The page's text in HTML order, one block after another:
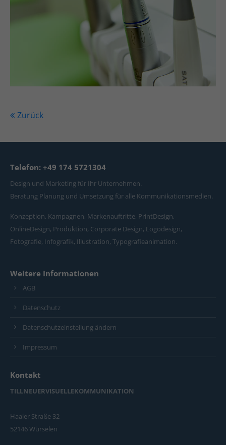
Zurück
Telefon: +49 174 5721304
Design und Marketing für Ihr Unternehmen.
Beratung Planung und Umsetzung für alle Kommunikationsmedien.
Konzeption, Kampagnen, Markenauftritte, PrintDesign,
OnlineDesign, Produktion, Corporate Design, Logodesign,
Fotografie, Infografik, Illustration, Typografieanimation.
Weitere Informationen
AGB
Datenschutz
Datenschutzeinstellung ändern
Impressum
Kontakt
TILLNEUERVISUELLEKOMMUNIKATION
Haaler Straße 32
52146 Würselen